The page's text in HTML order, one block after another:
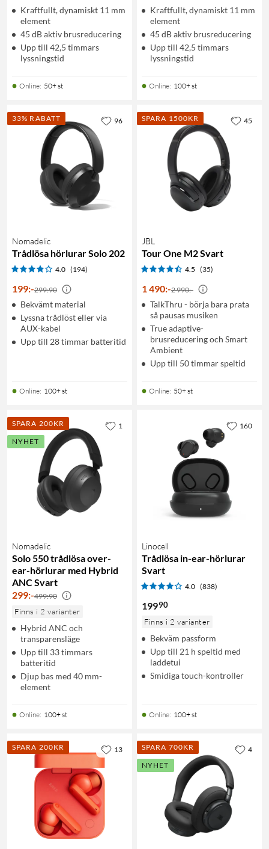
Kraftfullt, dynamiskt 11 mm
element
45 dB aktiv brusreducering
Upp till 42,5 timmars
lyssningstid
Online: 50+ st
Kraftfullt, dynamiskt 11 mm
element
45 dB aktiv brusreducering
Upp till 42,5 timmars
lyssningstid
Online: 100+ st
33% RABATT
Nomadelic
Trådlösa hörlurar Solo 202
4.0 (194)
199:-299:90
Bekvämt material
Lyssna trådlöst eller via
AUX-kabel
Upp till 28 timmar batteritid
Online: 100+ st
96 SPARA 1500KR
JBL
Tour One M2 Svart
4.5 (35)
1 490:-2 990:-
TalkThru - börja bara prata
så pausas musiken
True adaptive-
brusreducering och Smart
Ambient
Upp till 50 timmar speltid
Online: 50+ st
45
SPARA 200KR
NYHET
Nomadelic
Solo 550 trådlösa over-
ear-hörlurar med Hybrid
ANC Svart
299:-499:90
Finns i 2 varianter
Hybrid ANC och
transparensläge
Upp till 33 timmars
batteritid
Djup bas med 40 mm-
element
Online: 100+ st
1
Linocell
Trådlösa in-ear-hörlurar
Svart
4.0 (838)
19990
Finns i 2 varianter
Bekväm passform
Upp till 21 h speltid med
laddetui
Smidiga touch-kontroller
Online: 100+ st
160
SPARA 200KR 13
SPARA 700KR
NYHET
4